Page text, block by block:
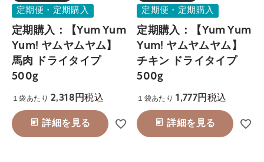
定期便・定期購入
定期購入：【Yum Yum
Yum! ヤムヤムヤム】
馬肉 ドライタイプ
500g
１袋あたり 2,318 税込
詳細を見る
定期便・定期購入
定期購入：【Yum Yum
Yum! ヤムヤムヤム】
チキン ドライタイプ
500g
１袋あたり 1,777 税込
詳細を見る